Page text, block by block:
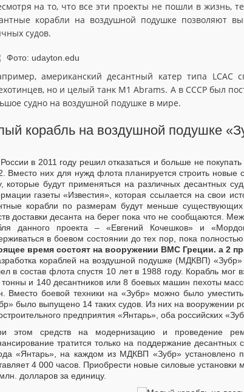
на то, что все эти проекты не пошли в жизнь,
корабли на воздушной подушке позволяют
судов.
американский десантный катер типа LCAC
но и целый танк M1 Abrams. А в СССР был
судно на воздушной подушке в мире.
корабль на воздушной подушке
в 2011 году решил отказаться и больше не
Вместо них для нужд флота планируется строить новые
которые будут применяться на различных десантных
газеты «Известия», которая ссылается на свои
корабли по размерам будут меньше существующих
доставки десанта на берег пока что не сообщаются.
данного проекта – «Евгений Кочешков» и
в боевом состоянии до тех пор, пока
время состоят на вооружении ВМС Греции. а 2
кораблей на воздушной подушке (МДКВП)
в состав флота спустя 10 лет в 1988 году. Корабль
тонны и 140 десантников или 8 боевых машин пехоты
Вместо боевой техники на «Зубр» можно было
было выпущено 14 таких судов. Из них на вооружении
предприятия «Янтарь», оба российских
этом средств на модернизацию и проведение
тратится только на поддержание
«Янтарь», на каждом из МДКВП «Зубр» установлено
4 000 часов. Приобрести новые силовые
долларов за единицу.